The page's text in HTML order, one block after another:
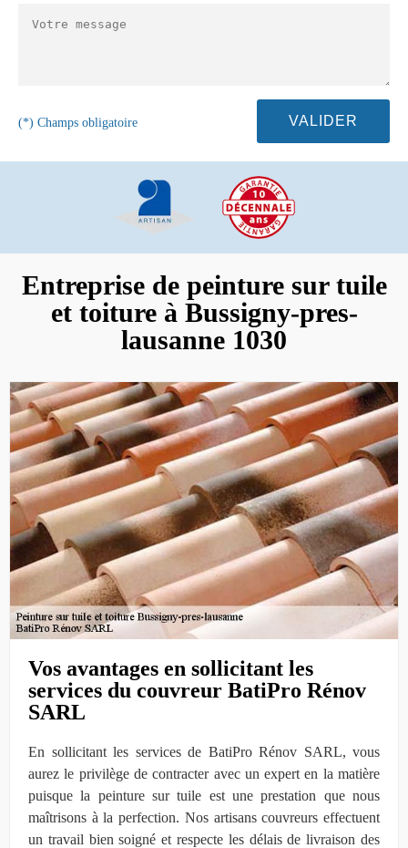
(*) Champs obligatoire
Entreprise de peinture sur tuile
et toiture à Bussigny-pres-
lausanne 1030
Vos avantages en sollicitant les
services du couvreur BatiPro Rénov
SARL
En sollicitant les services de BatiPro Rénov SARL, vous
aurez le privilège de contracter avec un expert en la matière
puisque la peinture sur tuile est une prestation que nous
maîtrisons à la perfection. Nos artisans couvreurs effectuent
un travail bien soigné et respecte les délais de livraison des